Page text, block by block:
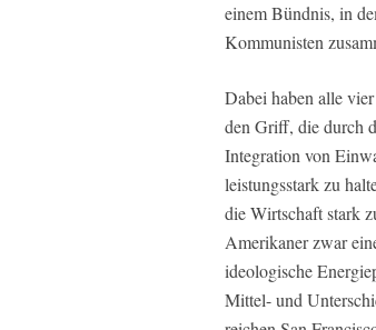
einem Bündnis, in
Kommunisten
Dabei haben alle
den Griff, die durch
Integration von
leistungsstark zu
die Wirtschaft stark
Amerikaner zwar
ideologische
Mittel- und